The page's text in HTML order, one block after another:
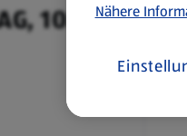
10.8.Nähere